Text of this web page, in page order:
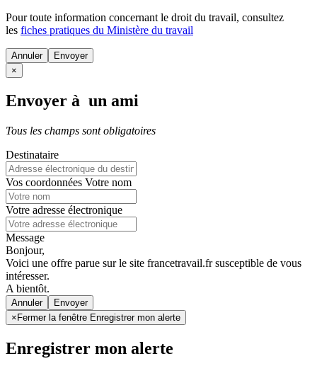
Pour toute information concernant le droit du travail, consultez
les fiches pratiques du Ministère du travail
Annuler
×
Envoyer à un ami
Tous les champs sont obligatoires
Destinataire
Vos coordonnées Votre nom
Votre adresse électronique
Message
Bonjour,
Voici une offre parue sur le site francetravail.fr susceptible de vous
intéresser.
A bientôt.
Annuler
× Fermer la fenêtre Enregistrer mon alerte
Enregistrer mon alerte